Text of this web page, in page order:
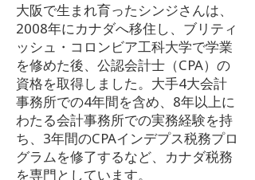
大阪で生まれ育ったシンジさんは、
2008年にカナダへ移住し、ブリティ
ッシュ・コロンビア工科大学で学業
を修めた後、公認会計士（CPA）の
資格を取得しました。大手4大会計
事務所での4年間を含め、8年以上に
わたる会計事務所での実務経験を持
ち、3年間のCPAインデプス税務プロ
グラムを修了するなど、カナダ税務
を専門としています。